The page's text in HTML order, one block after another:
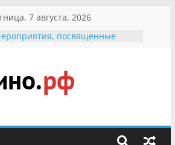
7 августа, 2026
посвященные
Инжавинского округа»
Великой
фронтовичке
в сети Интернет